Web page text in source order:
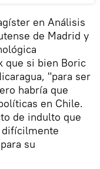
en Análisis
de Madrid y
que si bien Boric
"para ser
habría que
en Chile.
de indulto que
difícilmente
su